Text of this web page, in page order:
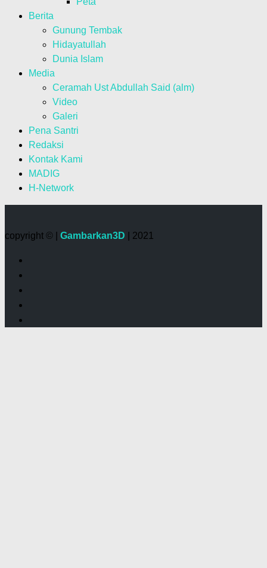
Berita
Gunung Tembak
Hidayatullah
Dunia Islam
Media
Ceramah Ust Abdullah Said (alm)
Video
Galeri
Pena Santri
Redaksi
Kontak Kami
MADIG
H-Network
copyright © | Gambarkan3D | 2021